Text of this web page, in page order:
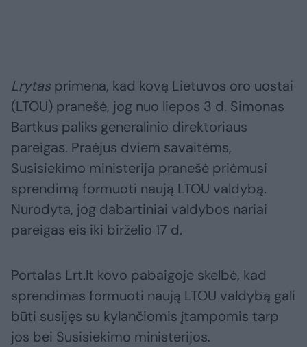
Lrytasprimena, kad kovą Lietuvos oro uostai
(LTOU) pranešė, jog nuo liepos 3 d. Simonas
Bartkus paliks generalinio direktoriaus
pareigas. Praėjus dviem savaitėms,
Susisiekimo ministerija pranešė priėmusi
sprendimą formuoti naują LTOU valdybą.
Nurodyta, jog dabartiniai valdybos nariai
pareigas eis iki birželio 17 d.
Portalas Lrt.lt kovo pabaigoje skelbė, kad
sprendimas formuoti naują LTOU valdybą gali
būti susijęs su kylančiomis įtampomis tarp
jos bei Susisiekimo ministerijos.